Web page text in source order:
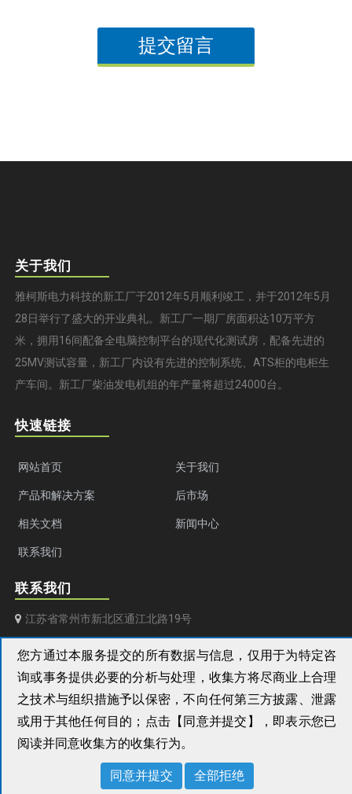
提交留言
关于我们
雅柯斯电力科技的新工厂于2012年5月顺利竣工，并于2012年5月
28日举行了盛大的开业典礼。新工厂一期厂房面积达10万平方
米，拥用16间配备全电脑控制平台的现代化测试房，配备先进的
25MV测试容量，新工厂内设有先进的控制系统、ATS柜的电柜生
产车间。新工厂柴油发电机组的年产量将超过24000台。
快速链接
网站首页 关于我们
产品和解决方案 后市场
相关文档 新闻中心
联系我们
联系我们
江苏省常州市新北区通江北路19号
+86 (0) 519 851 50 205
aksa@aksapowergen.com
2026 雅柯斯电力科技(中国)有限公司 All Rights Reserved.
您方通过本服务提交的所有数据与信息，仅用于为特定咨
询或事务提供必要的分析与处理，收集方将尽商业上合理
之技术与组织措施予以保密，不向任何第三方披露、泄露
或用于其他任何目的；点击【同意并提交】，即表示您已
阅读并同意收集方的收集行为。
同意并提交 全部拒绝